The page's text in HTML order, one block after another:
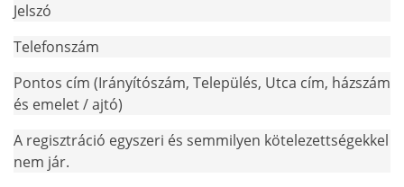
Jelszó
Telefonszám
Pontos cím (Irányítószám, Település, Utca cím, házszám
és emelet / ajtó)
A regisztráció egyszeri és semmilyen kötelezettségekkel
nem jár.